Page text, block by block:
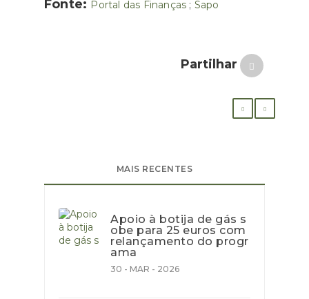
Fonte: Portal das Finanças ; Sapo
Partilhar
MAIS RECENTES
Apoio à botija de gás s
obe para 25 euros com
relançamento do progr
ama
30 - MAR - 2026